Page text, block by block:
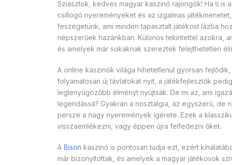
Sziasztok, kedves magyar kaszinó rajongók! Ha ti is
csillogó nyereményeket és az izgalmas
feszegetünk, ami minden tapasztalt játékost lázba
népszerűek hazánkban. Különös tekintettel azokra,
és amelyek már sokaknak szereztek felejthetetlen
A online kaszinók világa hihetetlenül gyorsan
folyamatosan új távlatokat nyit, a játékfejlesztők
leglenyűgözőbb élményt nyújtsák. De mi az, ami
legendássá? Gyakran a nosztalgia, az egyszerű, de
persze a nagy nyeremények ígérete. Ezek a
visszaemlékezni, vagy éppen újra felfedezni őket.
A Bison kaszinó is pontosan tudja ezt, ezért
már bizonyítottak, és amelyek a magyar játékosok